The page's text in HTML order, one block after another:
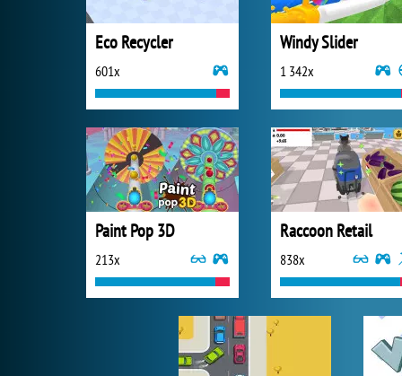
Eco Recycler
601x
Windy Slider
1 342x
Paint Pop 3D
213x
Raccoon Retail
838x